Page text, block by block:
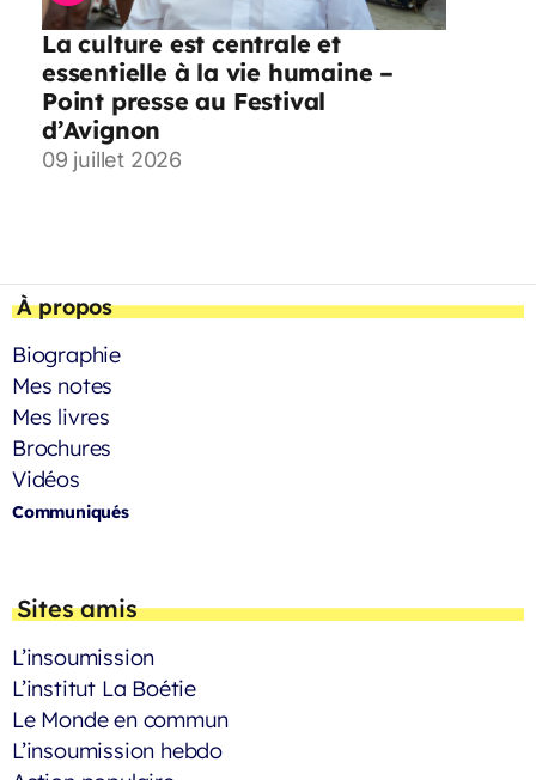
La culture est centrale et
essentielle à la vie humaine –
Point presse au Festival
d’Avignon
09 juillet 2026
À propos
Biographie
Mes notes
Mes livres
Brochures
Vidéos
Communiqués
Sites amis
L’insoumission
L’institut La Boétie
Le Monde en commun
L’insoumission hebdo